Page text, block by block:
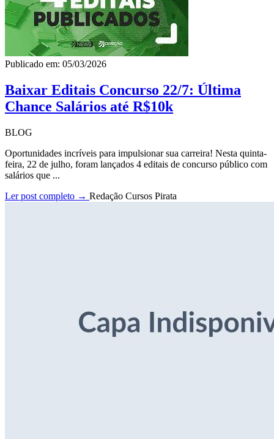
Publicado em: 05/03/2026
Baixar Editais Concurso 22/7: Última
Chance Salários até R$10k
BLOG
Oportunidades incríveis para impulsionar sua carreira! Nesta quinta-
feira, 22 de julho, foram lançados 4 editais de concurso público com
salários que ...
Ler post completo → Redação Cursos Pirata